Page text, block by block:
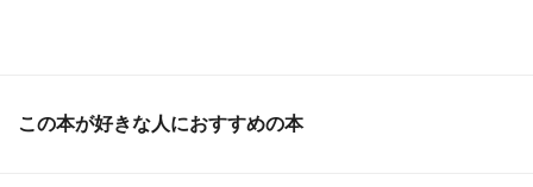
この本が好きな人におすすめの本